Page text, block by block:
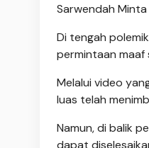
Sarwendah
Di tengah
permintaan maaf
Melalui video
luas telah
Namun, di balik
dapat